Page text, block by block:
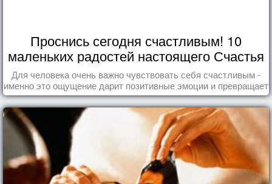
Проснись сегодня счастливым! 10
маленьких радостей настоящего Счастья
Для человека очень важно чувствовать себя счастливым -
именно это ощущение дарит позитивные эмоции и превращает
каждый день в маленький праздник.